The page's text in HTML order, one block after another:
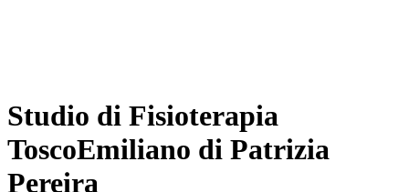
Studio di Fisioterapia
ToscoEmiliano di Patrizia
Pereira